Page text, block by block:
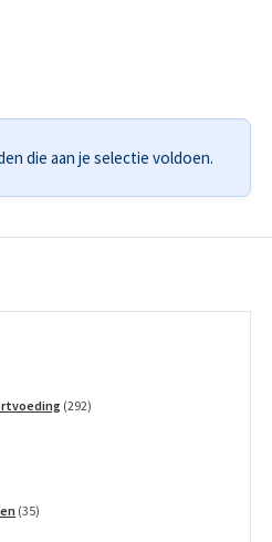
die aan je selectie voldoen.
292292
3535